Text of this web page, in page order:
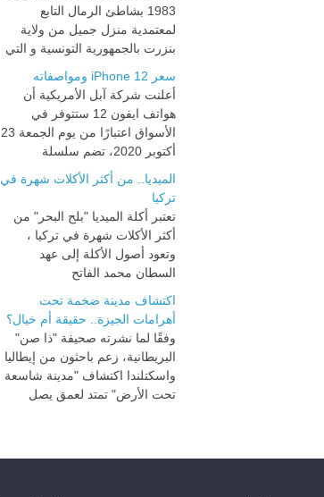
1983 بشاطئ الرمال التابع
لمعتمدية منزل جميل من ولاية
بنزرت بالجمهورية التونسية و التي
سعر iPhone 12 ومواصفاته
أعلنت شركة آبل الأمريكية أن
هواتف ايفون 12 ستتوفر في
الأسواق اعتبارًا من يوم الجمعة 23
أكتوبر 2020، تضم سلسلة
الميديا.. من أكثر الأكلات شهرة في
تركيا
تعتبر أكلة الميديا "بلح البحر" من
أكثر الأكلات شهرة في تركيا ،
وتعود أصول الأكلة إلى عهد
السطان محمد الفاتح
اكتشاف مدينة ضخمة تحت
أهرامات الجيزة.. حقيقة أم خيال؟
وفقًا لما نشرته صحيفة "ذا صن"
البريطانية، زعم باحثون من إيطاليا
واسكتلندا اكتشاف "مدينة شاسعة
تحت الأرض" تمتد لعمق يصل